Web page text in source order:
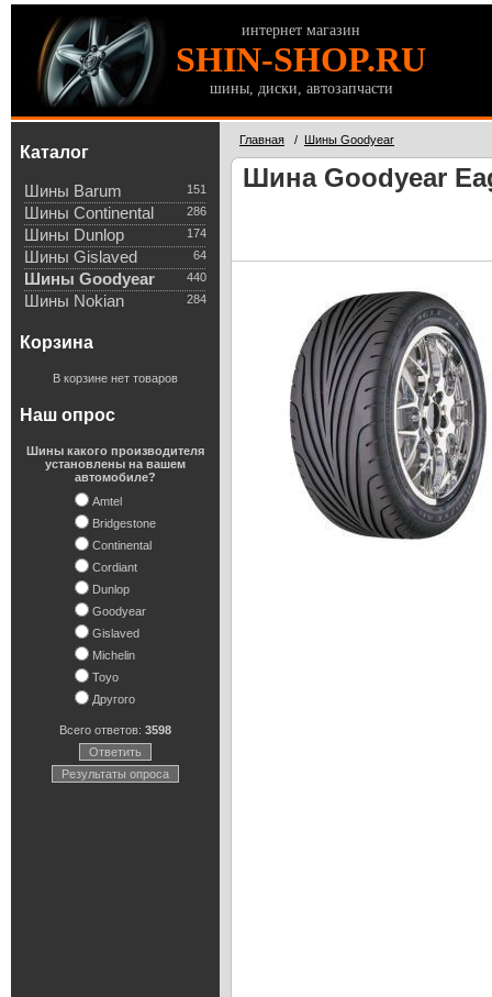
интернет магазин
SHIN-SHOP.RU
шины, диски, автозапчасти
Каталог
151
Шины Barum
286
Шины Continental
174
Шины Dunlop
64
Шины Gislaved
440
Шины Goodyear
284
Шины Nokian
Корзина
В корзине нет товаров
Наш опрос
Шины какого производителя
установлены на вашем
автомобиле?
Amtel
Bridgestone
Continental
Cordiant
Dunlop
Goodyear
Gislaved
Michelin
Toyo
Другого
Всего ответов: 3598
Ответить
Результаты опроса
Главная / Шины Goodyear
Шина Goodyear